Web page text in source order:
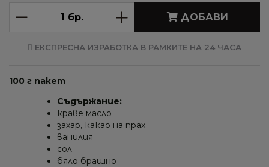
ДОБАВИ
ЕКСПРЕСНА ИЗРАБОТКА В РАМКИТЕ НА 24 ЧАСА
100 г пакет
Съдържание:
краве масло
захар, какао на прах
ванилия
сол
бяло брашно